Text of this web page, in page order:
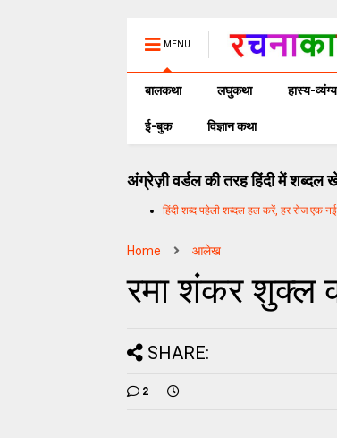
MENU
बालकथा लघुकथा हास्य-व्यंग्य
ई-बुक विज्ञान कथा
अंग्रेज़ी वर्डल की तरह हिंदी में शब्दल
हिंदी शब्द पहेली शब्दल हल करें, हर रोज एक
Home आलेख
रमा शंकर शुक्ल
SHARE:
2